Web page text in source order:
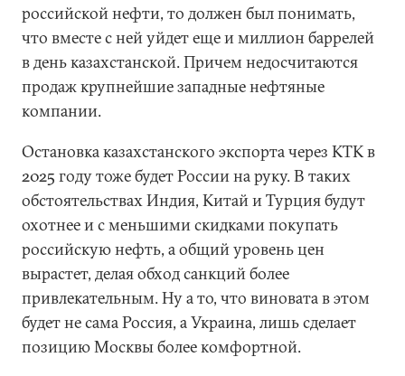
российской нефти, то должен был понимать,
что вместе с ней уйдет еще и миллион баррелей
в день казахстанской. Причем недосчитаются
продаж крупнейшие западные нефтяные
компании.
Остановка казахстанского экспорта через КТК в
2025 году тоже будет России на руку. В таких
обстоятельствах Индия, Китай и Турция будут
охотнее и с меньшими скидками покупать
российскую нефть, а общий уровень цен
вырастет, делая обход санкций более
привлекательным. Ну а то, что виновата в этом
будет не сама Россия, а Украина, лишь сделает
позицию Москвы более комфортной.